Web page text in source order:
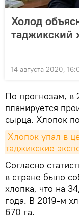
Холод
таджикский
14 августа 2020,
По прогнозам, в
планируется
сырца. Хлопок
Хлопок упал в
таджикские
Согласно
в стране было
хлопка, что на
года. В 2019-м
670 га.